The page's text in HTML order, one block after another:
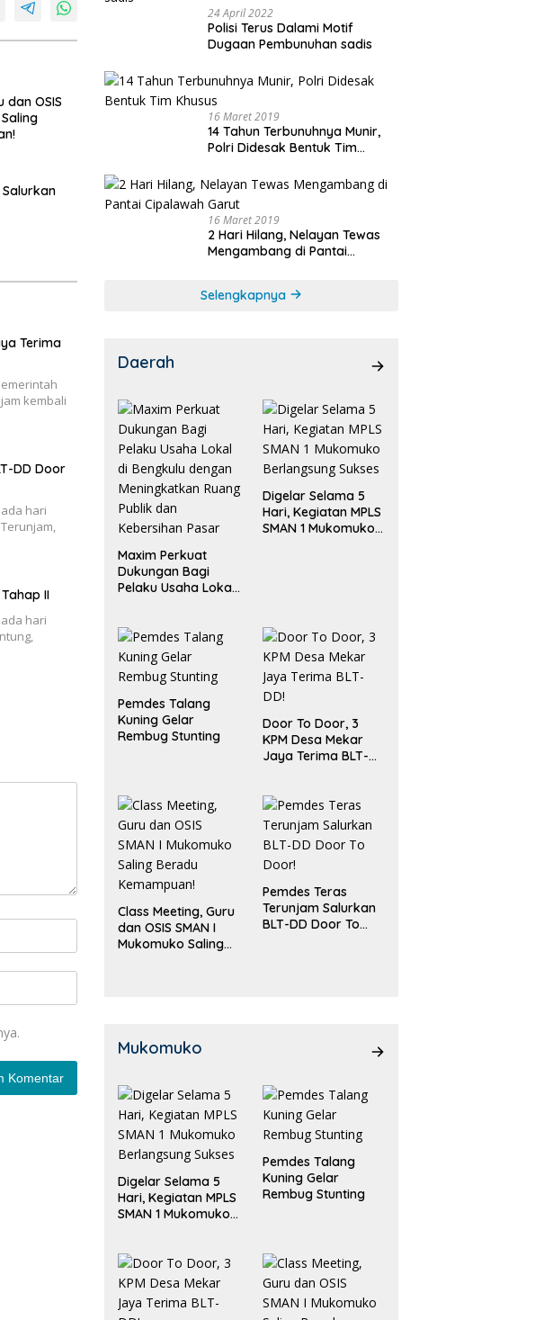
dan OSIS
Terima
kembali
DD Door
hari
II
hari
24 April 2022
Polisi Terus Dalami Motif
Dugaan Pembunuhan sadis
16 Maret 2019
14 Tahun Terbunuhnya Munir,
Polri Didesak Bentuk Tim
16 Maret 2019
2 Hari Hilang, Nelayan Tewas
Mengambang di Pantai
Selengkapnya
Daerah
Maxim Perkuat
Dukungan Bagi
Pelaku Usaha Lokal
Ruang Publik dan
Kebersihan Pasar
Digelar Selama 5
Hari, Kegiatan MPLS
SMAN 1 Mukomuko
Pemdes Talang
Kuning Gelar
Rembug Stunting
Door To Door, 3
KPM Desa Mekar
Jaya Terima BLT-
Class Meeting, Guru
dan OSIS SMAN I
Mukomuko Saling
Pemdes Teras
Terunjam Salurkan
BLT-DD Door To
Mukomuko
Digelar Selama 5
Hari, Kegiatan MPLS
SMAN 1 Mukomuko
Pemdes Talang
Kuning Gelar
Rembug Stunting